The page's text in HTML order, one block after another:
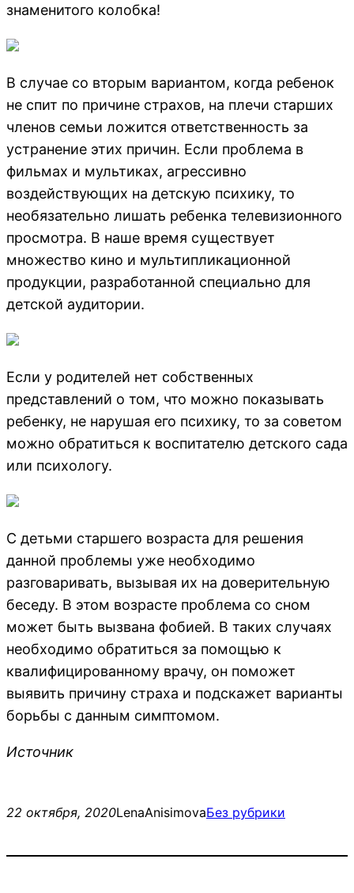
знаменитого колобка!
В случае со вторым вариантом, когда ребенок
не спит по причине страхов, на плечи старших
членов семьи ложится ответственность за
устранение этих причин. Если проблема в
фильмах и мультиках, агрессивно
воздействующих на детскую психику, то
необязательно лишать ребенка телевизионного
просмотра. В наше время существует
множество кино и мультипликационной
продукции, разработанной специально для
детской аудитории.
Если у родителей нет собственных
представлений о том, что можно показывать
ребенку, не нарушая его психику, то за советом
можно обратиться к воспитателю детского сада
или психологу.
С детьми старшего возраста для решения
данной проблемы уже необходимо
разговаривать, вызывая их на доверительную
беседу. В этом возрасте проблема со сном
может быть вызвана фобией. В таких случаях
необходимо обратиться за помощью к
квалифицированному врачу, он поможет
выявить причину страха и подскажет варианты
борьбы с данным симптомом.
Источник
22 октября, 2020LenaAnisimovaБез рубрики